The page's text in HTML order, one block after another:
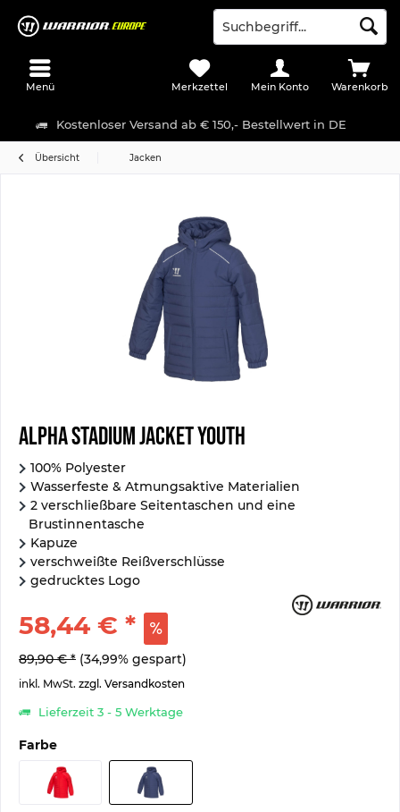
Kostenloser Versand ab € 150,- Bestellwert in DE
Menü Warenkorb
Merkzettel Mein Konto
Übersicht Jacken
Alpha Stadium Jacket Youth
100% Polyester
Wasserfeste & Atmungsaktive Materialien
2 verschließbare Seitentaschen und eine
Brustinnentasche
Kapuze
verschweißte Reißverschlüsse
gedrucktes Logo
58,44 € *
89,90 € * (34,99% gespart)
inkl. MwSt. zzgl. Versandkosten
Lieferzeit 3 - 5 Werktage
Farbe